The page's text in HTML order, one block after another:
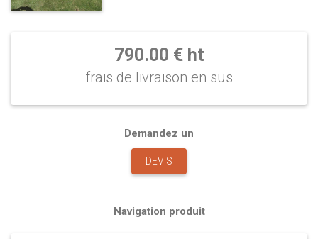
790.00 € ht
frais de livraison en sus
Demandez un
DEVIS
Navigation produit